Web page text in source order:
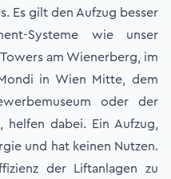
Es gilt den Aufzug besser
Systeme wie unser
am Wienerberg, im
in Wien Mitte, dem
oder der
dabei. Ein Aufzug,
und hat keinen Nutzen.
der Liftanlagen zu